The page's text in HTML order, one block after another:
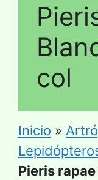
col
Inicio »
Pieris